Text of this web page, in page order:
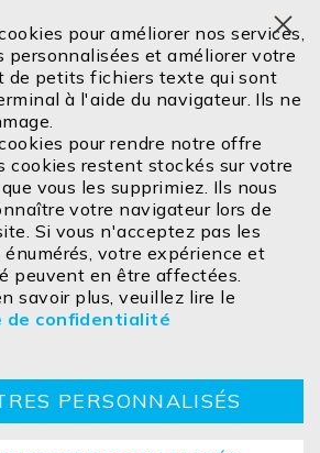
88 28
GmbH
légales
CGVCookie
pour améliorer nos services,
personnalisées et améliorer votre
de petits fichiers texte qui sont
à l'aide du navigateur. Ils ne
pour rendre notre offre
cookies restent stockés sur votre
vous les supprimiez. Ils nous
votre navigateur lors de
Si vous n'acceptez pas les
votre expérience et
peuvent en être affectées.
savoir plus, veuillez lire le
de confidentialité
PERSONNALISÉS